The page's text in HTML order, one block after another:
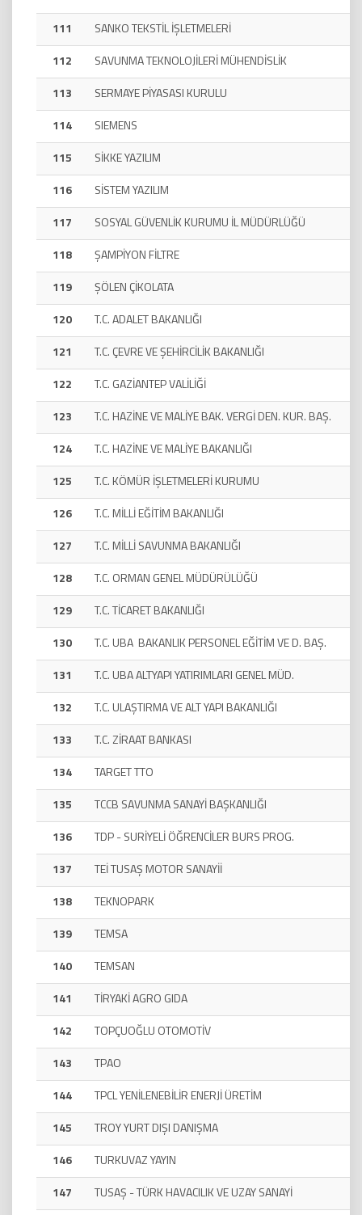
111
SANKO TEKSTİL İŞLETMELERİ
112
SAVUNMA TEKNOLOJİLERİ MÜHENDİSLİK
113
SERMAYE PİYASASI KURULU
114
SIEMENS
115
SİKKE YAZILIM
116
SİSTEM YAZILIM
117
SOSYAL GÜVENLİK KURUMU İL MÜDÜRLÜĞÜ
118
ŞAMPİYON FİLTRE
119
ŞÖLEN ÇİKOLATA
120
T.C. ADALET BAKANLIĞI
121
T.C. ÇEVRE VE ŞEHİRCİLİK BAKANLIĞI
122
T.C. GAZİANTEP VALİLİĞİ
123
T.C. HAZİNE VE MALİYE BAK. VERGİ DEN. KUR. BAŞ.
124
T.C. HAZİNE VE MALİYE BAKANLIĞI
125
T.C. KÖMÜR İŞLETMELERİ KURUMU
126
T.C. MİLLİ EĞİTİM BAKANLIĞI
127
T.C. MİLLİ SAVUNMA BAKANLIĞI
128
T.C. ORMAN GENEL MÜDÜRÜLÜĞÜ
129
T.C. TİCARET BAKANLIĞI
130
T.C. UBA BAKANLIK PERSONEL EĞİTİM VE D. BAŞ.
131
T.C. UBA ALTYAPI YATIRIMLARI GENEL MÜD.
132
T.C. ULAŞTIRMA VE ALT YAPI BAKANLIĞI
133
T.C. ZİRAAT BANKASI
134
TARGET TTO
135
TCCB SAVUNMA SANAYİ BAŞKANLIĞI
136
TDP - SURİYELİ ÖĞRENCİLER BURS PROG.
137
TEİ TUSAŞ MOTOR SANAYİİ
138
TEKNOPARK
139
TEMSA
140
TEMSAN
141
TİRYAKİ AGRO GIDA
142
TOPÇUOĞLU OTOMOTİV
143
TPAO
144
TPCL YENİLENEBİLİR ENERJİ ÜRETİM
145
TROY YURT DIŞI DANIŞMA
146
TURKUVAZ YAYIN
147
TUSAŞ - TÜRK HAVACILIK VE UZAY SANAYİ